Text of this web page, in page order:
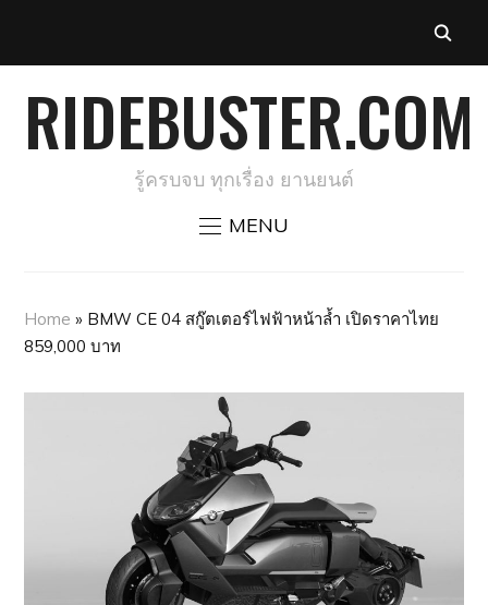
RIDEBUSTER.COM
รู้ครบจบ ทุกเรื่อง ยานยนต์
MENU
Home » BMW CE 04 สกู๊ตเตอร์ไฟฟ้าหน้าล้ำ เปิดราคาไทย
859,000 บาท